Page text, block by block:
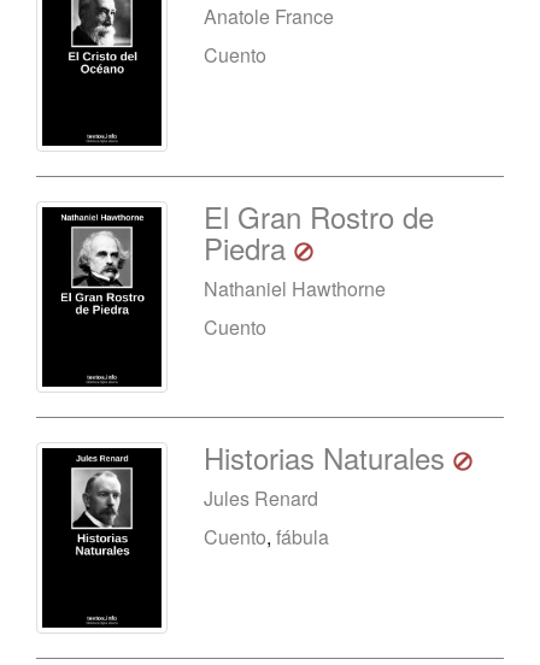
Anatole France
Cuento
El Gran Rostro de
Piedra
Nathaniel Hawthorne
Cuento
Historias Naturales
Jules Renard
Cuento,fábula